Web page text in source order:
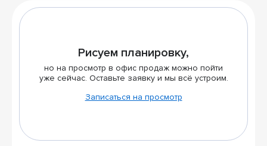
Рисуем планировку,
но на просмотр в офис продаж можно пойти
уже сейчас. Оставьте заявку и мы всё устроим.
Записаться на просмотр